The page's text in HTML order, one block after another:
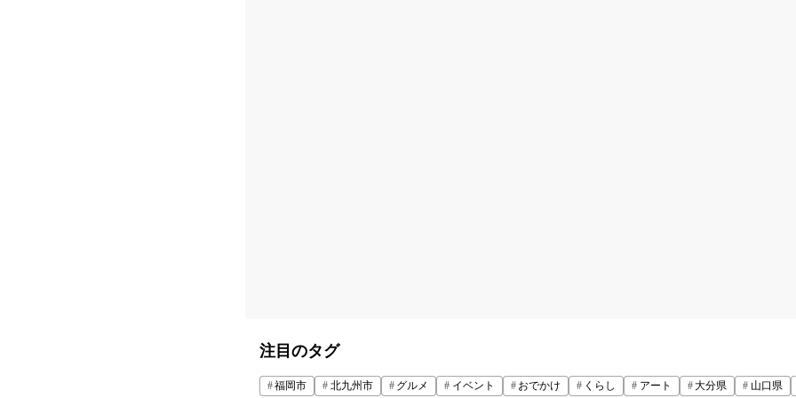
注目のタグ
福岡市 北九州市 グルメ イベント おでかけ くらし アート 大分県 山口県